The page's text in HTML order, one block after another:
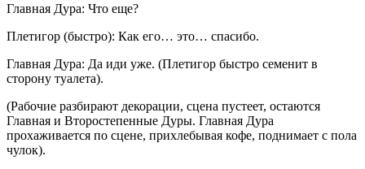
Главная Дура: Что еще?
Плетигор (быстро): Как его… это… спасибо.
Главная Дура: Да иди уже. (Плетигор быстро семенит в
сторону туалета).
(Рабочие разбирают декорации, сцена пустеет, остаются
Главная и Второстепенные Дуры. Главная Дура
прохаживается по сцене, прихлебывая кофе, поднимает с пола
чулок).